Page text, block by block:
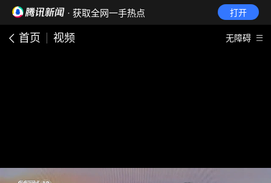
· 获取全网一手热点 打开
首页 视频 无障碍